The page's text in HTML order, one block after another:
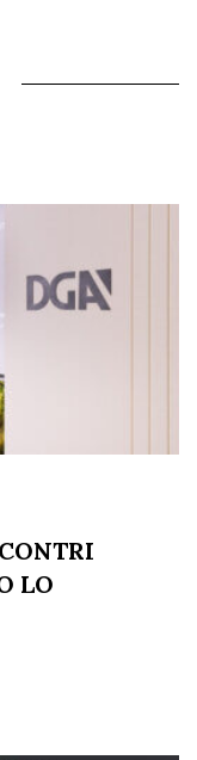
LO